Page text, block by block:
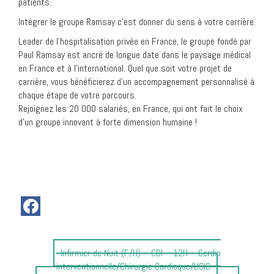
Intégrer le groupe Ramsay c’est donner du sens à votre carrière.
Leader de l’hospitalisation privée en France, le groupe fondé par
Paul Ramsay est ancré de longue date dans le paysage médical
en France et à l’international. Quel que soit votre projet de
carrière, vous bénéficierez d’un accompagnement personnalisé à
chaque étape de votre parcours.
Rejoignez les 20 000 salariés, en France, qui ont fait le choix
d’un groupe innovant à forte dimension humaine !
Article
précédent
Infirmier de Nuit (F/H) – CDI – 12H – Cardio
interventionnelle/Chirurgie Cardiaque/USIC